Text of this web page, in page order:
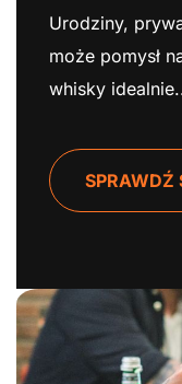
Urodziny,
może pomysł
whisky
SPRAWDŹ